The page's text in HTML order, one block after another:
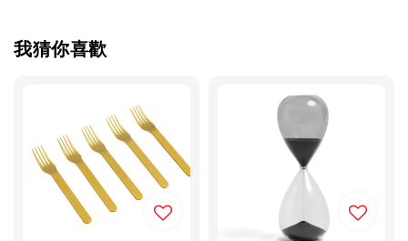
我猜你喜歡